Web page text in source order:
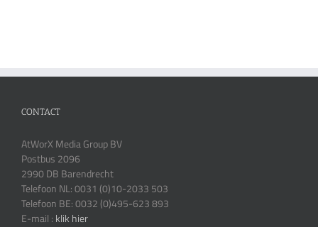
CONTACT
AtWorX Media Group BV
Postbus 2096
2990 DB Barendrecht
Telefoon NL: 0031 (0)10-2033 503
Telefoon BE: 0032 (0)495-623 893
E-mail : klik hier